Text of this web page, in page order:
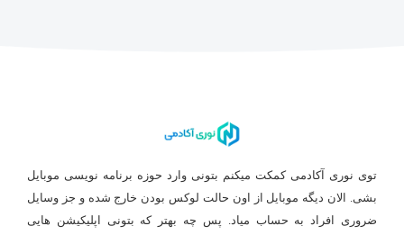
توی نوری آکادمی کمکت میکنم بتونی وارد حوزه برنامه نویسی موبایل
بشی. الان دیگه موبایل از اون حالت لوکس بودن خارج شده و جز وسایل
ضروری افراد به حساب میاد. پس چه بهتر که بتونی اپلیکیشن هایی